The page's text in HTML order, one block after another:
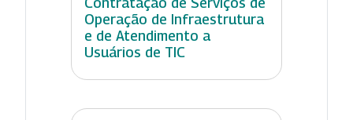
Operação de Infraestrutura
e de Atendimento a
Usuários de TIC